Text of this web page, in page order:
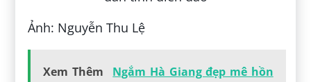
Ảnh: Nguyễn Thu Lệ
Xem Thêm
Ngắm Hà Giang đẹp mê hồn